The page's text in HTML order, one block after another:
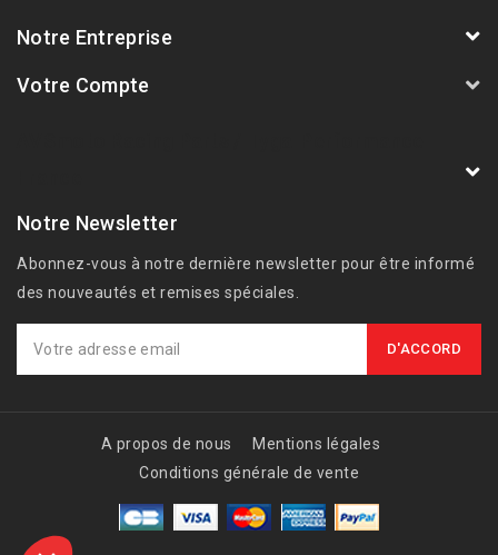
Notre Entreprise
Votre Compte
Notre Newsletter
Abonnez-vous à notre dernière newsletter pour être informé
des nouveautés et remises spéciales.
A propos de nous
Mentions légales
Conditions générale de vente